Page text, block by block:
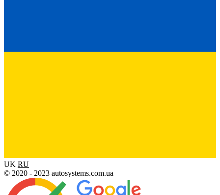
UK RU
© 2020 - 2023 autosystems.com.ua